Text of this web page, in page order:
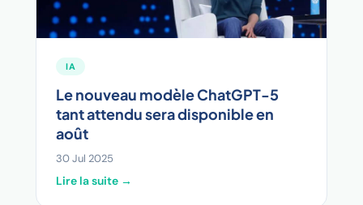
IA
Le nouveau modèle ChatGPT-5
tant attendu sera disponible en
août
30 Jul 2025
Lire la suite →